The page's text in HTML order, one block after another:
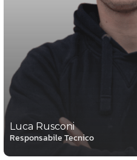
Luca Rusconi
Responsabile Tecnico